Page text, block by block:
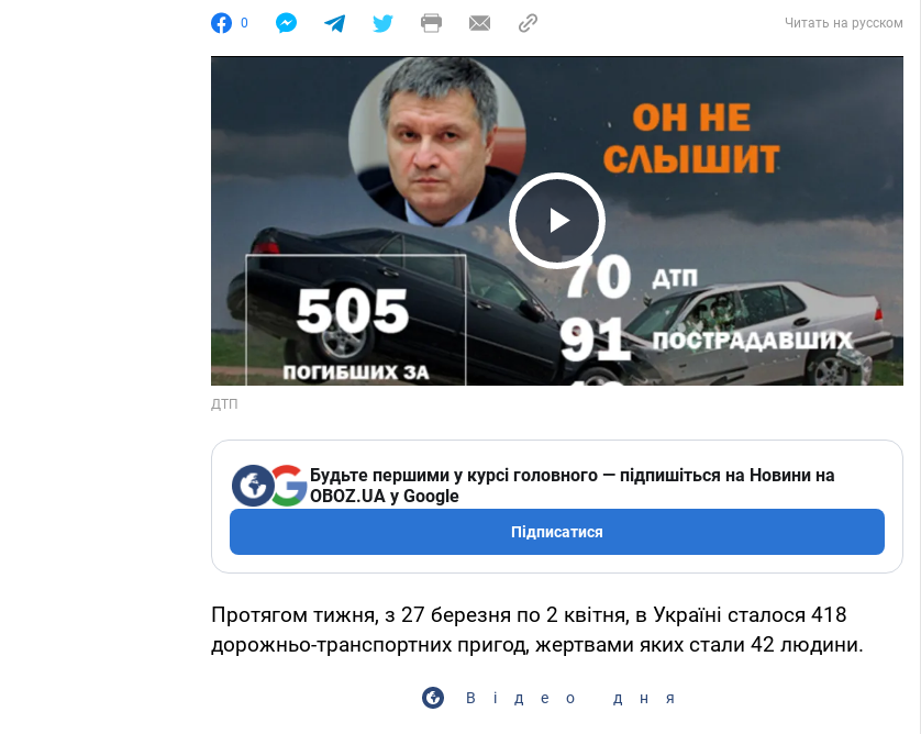
0 Читать на русском
Play Video
Будьте першими у курсі головного — підпишіться на Новини на
OBOZ.UA у Google
Підписатися
Протягом тижня, з 27 березня по 2 квітня, в Україні сталося 418
дорожньо-транспортних пригод, жертвами яких стали 42 людини.
Відео дня